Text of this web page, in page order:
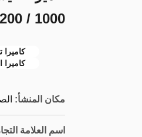
1000 / 1200 / 1500 / 2000m
كاميرا
كاميرا
مكان المنشأ:
اسم العلامة